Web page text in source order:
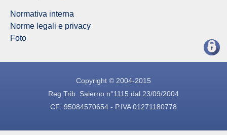
Normativa interna
Norme legali e privacy
Foto
Copyright © 2004-2015
Reg.Trib. Salerno n°1115 dal 23/09/2004
CF: 95084570654 - P.IVA 01271180778